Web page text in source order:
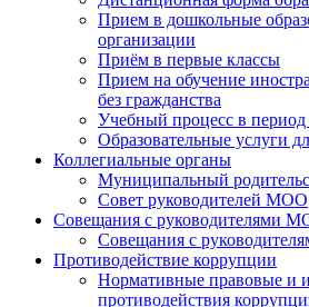
Прием в дошкольные
организации
Приём в первые классы
Прием на обучение
без гражданства
Учебный процесс в
Образовательные услуги
Коллегиальные органы
Муниципальный
Совет руководителей МОО
Совещания с руководителями
Совещания с
Противодействие коррупции
Нормативные правовые и
противодействия